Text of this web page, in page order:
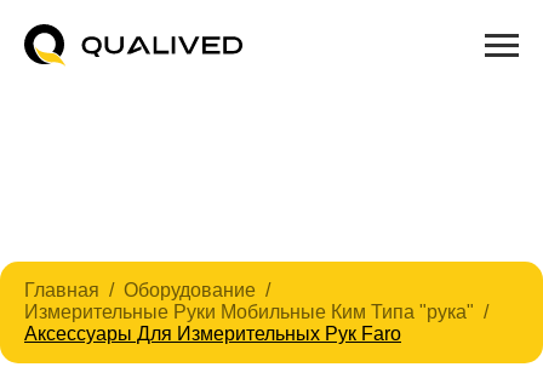
Главная
Оборудование
Измерительные Руки Мобильные Ким Типа "рука"
Аксессуары Для Измерительных Рук Faro